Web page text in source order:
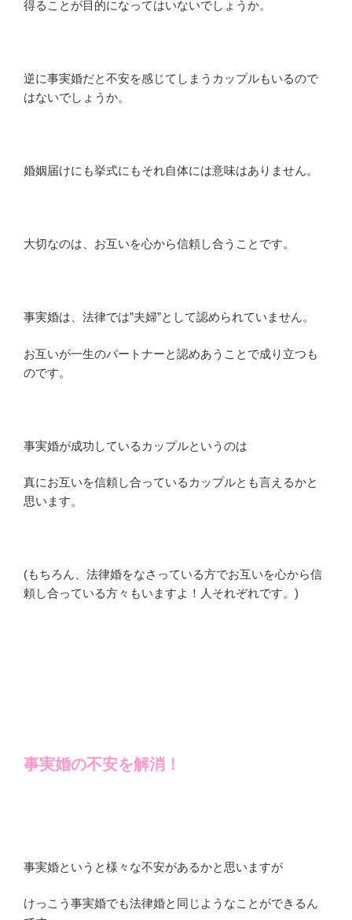
得ることが目的になってはいないでしょうか。
逆に事実婚だと不安を感じてしまうカップルもいるので
はないでしょうか。
婚姻届けにも挙式にもそれ自体には意味はありません。
大切なのは、お互いを心から信頼し合うことです。
事実婚は、法律では”夫婦”として認められていません。
お互いが一生のパートナーと認めあうことで成り立つも
のです。
事実婚が成功しているカップルというのは
真にお互いを信頼し合っているカップルとも言えるかと
思います。
(もちろん、法律婚をなさっている方でお互いを心から信
頼し合っている方々もいますよ！人それぞれです。)
事実婚の不安を解消！
事実婚というと様々な不安があるかと思いますが
けっこう事実婚でも法律婚と同じようなことができるん